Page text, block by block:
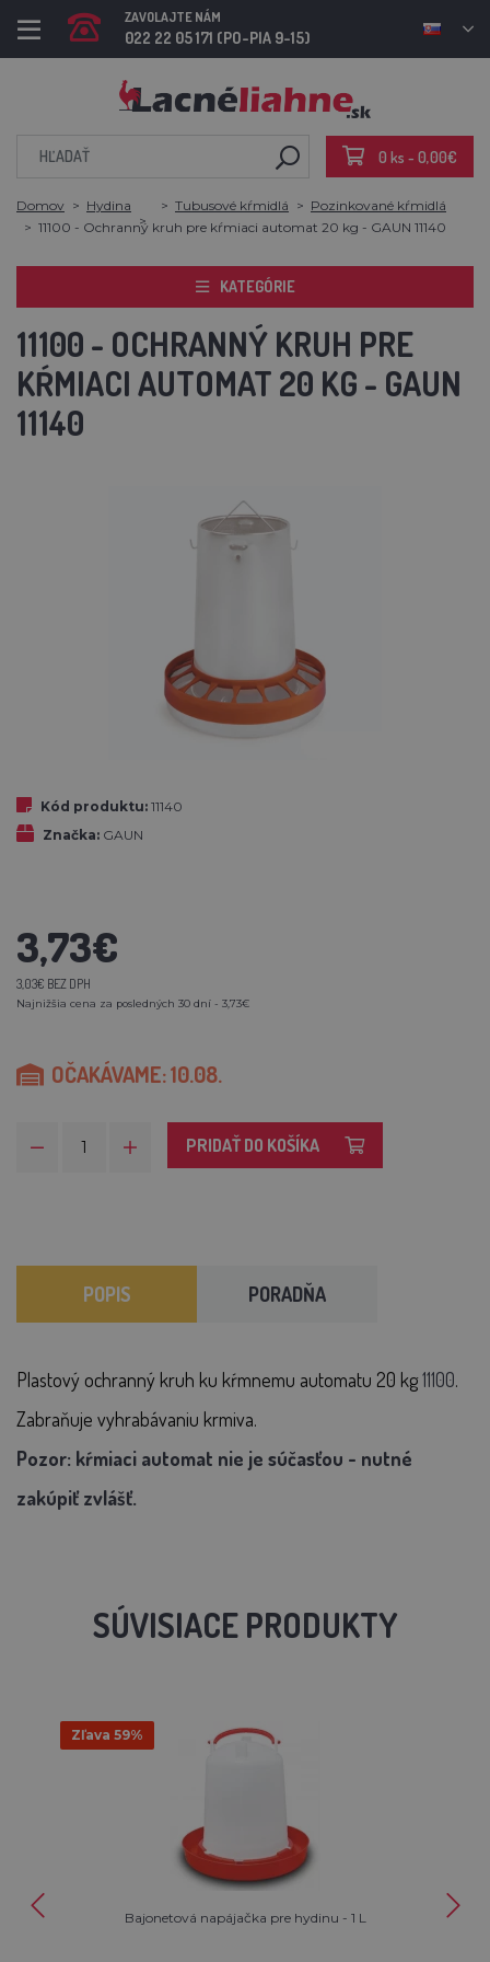
ZAVOLAJTE NÁM
022 22 05 171 (PO-PIA 9-15)
0 ks - 0,00€
Domov Hydina Tubusové kŕmidlá
Pozinkované kŕmidlá
11100 - Ochranný kruh pre kŕmiaci automat 20 kg - GAUN 11140
KATEGÓRIE
11100 - OCHRANNÝ KRUH PRE
KŔMIACI AUTOMAT 20 KG - GAUN
11140
Kód produktu: 11140
Značka: GAUN
3,73€
3,03€ BEZ DPH
Najnižšia cena za posledných 30 dní - 3,73€
OČAKÁVAME: 10.08.
PRIDAŤ DO KOŠÍKA
POPIS PORADŇA
Plastový ochranný kruh ku kŕmnemu automatu 20 kg11100.
Zabraňuje vyhrabávaniu krmiva.
Pozor: kŕmiaci automat nie je súčasťou - nutné
zakúpiť zvlášť.
SÚVISIACE PRODUKTY
Zľava 59%
Bajonetová napájačka pre hydinu - 1 L